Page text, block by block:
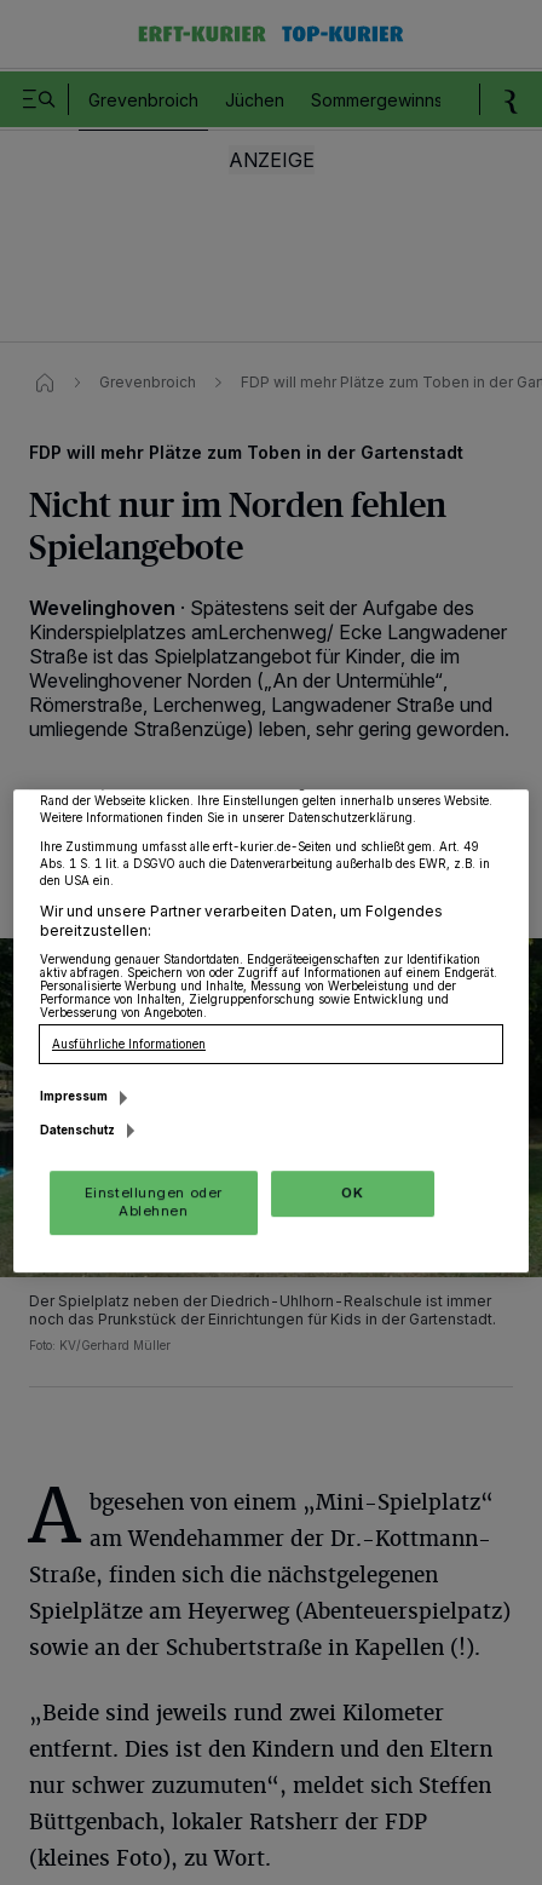
Grevenbroich Jüchen Sommergewinnspiel
Grevenbroich FDP will mehr Plätze zum Toben in der
FDP will mehr Plätze zum Toben in der Gartenstadt
Nicht nur im Norden fehlen
Spielangebote
Wevelinghoven · Spätestens seit der Aufgabe des
Kinderspielplatzes amLerchenweg/ Ecke Langwadener
Straße ist das Spielplatzangebot für Kinder, die im
Wevelinghovener Norden („An der Untermühle“,
Römerstraße, Lerchenweg, Langwadener Straße und
umliegende Straßenzüge) leben, sehr gering geworden.
Der Spielplatz neben der Diedrich-Uhlhorn-Realschule ist immer
noch das Prunkstück der Einrichtungen für Kids in der Gartenstadt.
Foto: KV/Gerhard Müller
A bgesehen von einem „Mini-Spielplatz“
am Wendehammer der Dr.-Kottmann-
Straße, finden sich die nächstgelegenen
Spielplätze am Heyerweg (Abenteuerspielpatz)
sowie an der Schubertstraße in Kapellen (!).
„Beide sind jeweils rund zwei Kilometer
entfernt. Dies ist den Kindern und den Eltern
nur schwer zuzumuten“, meldet sich Steffen
Büttgenbach, lokaler Ratsherr der FDP
(kleines Foto), zu Wort.
Wir und unsere218-Partner speichern und greifen auf personenbezogene Daten
wie Browserdaten oder eindeutige Kennungen auf Ihrem Gerät zu. Durch Auswahl
von OK aktivieren Sie Tracking-Technologien für die unter „Wir und unsere
Partner verarbeiten Daten, um Ihnen Dienste bereitzustellen“ aufgeführten
Zwecke. Wenn Tracker deaktiviert sind, sind manche Inhalte und Anzeigen
Rand der Webseite klicken. Ihre Einstellungen gelten innerhalb unseres Website.
Weitere Informationen finden Sie in unserer Datenschutzerklärung.
Ihre Zustimmung umfasst alle erft-kurier.de-Seiten und schließt gem. Art. 49
Abs. 1 S. 1 lit. a DSGVO auch die Datenverarbeitung außerhalb des EWR, z.B. in
den USA ein.
Wir und unsere Partner verarbeiten Daten, um Folgendes
bereitzustellen:
Verwendung genauer Standortdaten. Endgeräteeigenschaften zur Identifikation
aktiv abfragen. Speichern von oder Zugriff auf Informationen auf einem Endgerät.
Personalisierte Werbung und Inhalte, Messung von Werbeleistung und der
Performance von Inhalten, Zielgruppenforschung sowie Entwicklung und
Verbesserung von Angeboten.
Ausführliche Informationen
Impressum
Datenschutz
Einstellungen oder
Ablehnen
OK